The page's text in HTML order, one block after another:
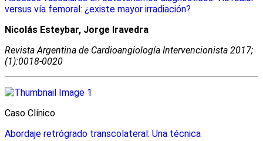
versus vía femoral: ¿existe mayor irradiación?
Nicolás Esteybar, Jorge Iravedra
Revista Argentina de Cardioangiologí­a Intervencionista 2017;
(1):0018-0020
Caso Clínico
Abordaje retrógrado transcolateral: Una técnica